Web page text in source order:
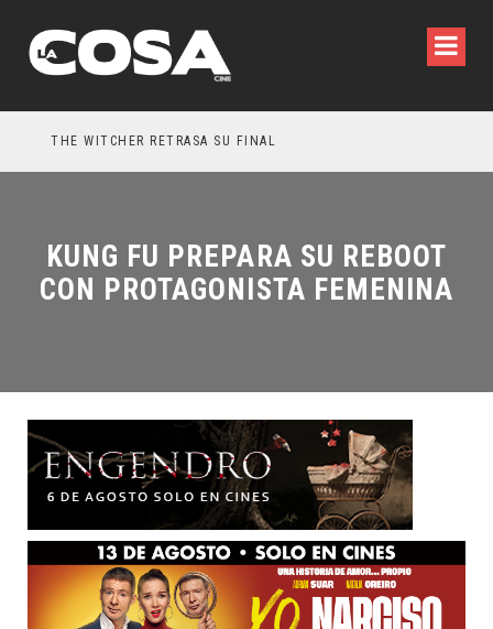
THE WITCHER RETRASA SU FINAL
KUNG FU PREPARA SU REBOOT
CON PROTAGONISTA FEMENINA